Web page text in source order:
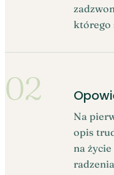
którego
02
Na
opis
na